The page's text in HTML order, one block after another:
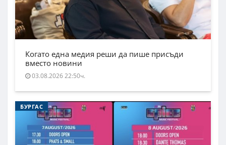
Когато една медия реши да пише присъди
вместо новини
03.08.2026 22:50ч.
БУРГАС